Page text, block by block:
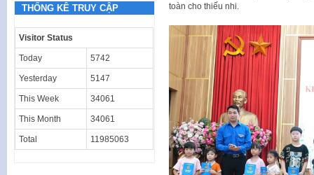
toàn cho thiếu nhi.
THỐNG KÊ TRUY CẬP
Visitor Status
Today 5742
Yesterday 5147
This Week 34061
This Month 34061
Total 11985063